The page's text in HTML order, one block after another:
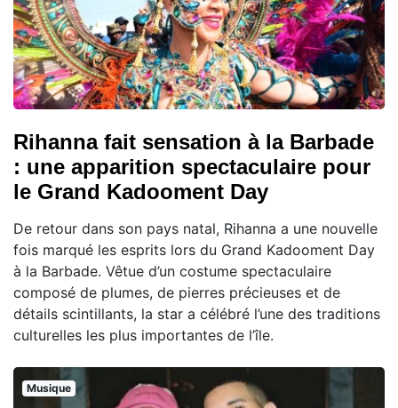
Rihanna fait sensation à la Barbade
: une apparition spectaculaire pour
le Grand Kadooment Day
De retour dans son pays natal, Rihanna a une nouvelle
fois marqué les esprits lors du Grand Kadooment Day
à la Barbade. Vêtue d’un costume spectaculaire
composé de plumes, de pierres précieuses et de
détails scintillants, la star a célébré l’une des traditions
culturelles les plus importantes de l’île.
Musique